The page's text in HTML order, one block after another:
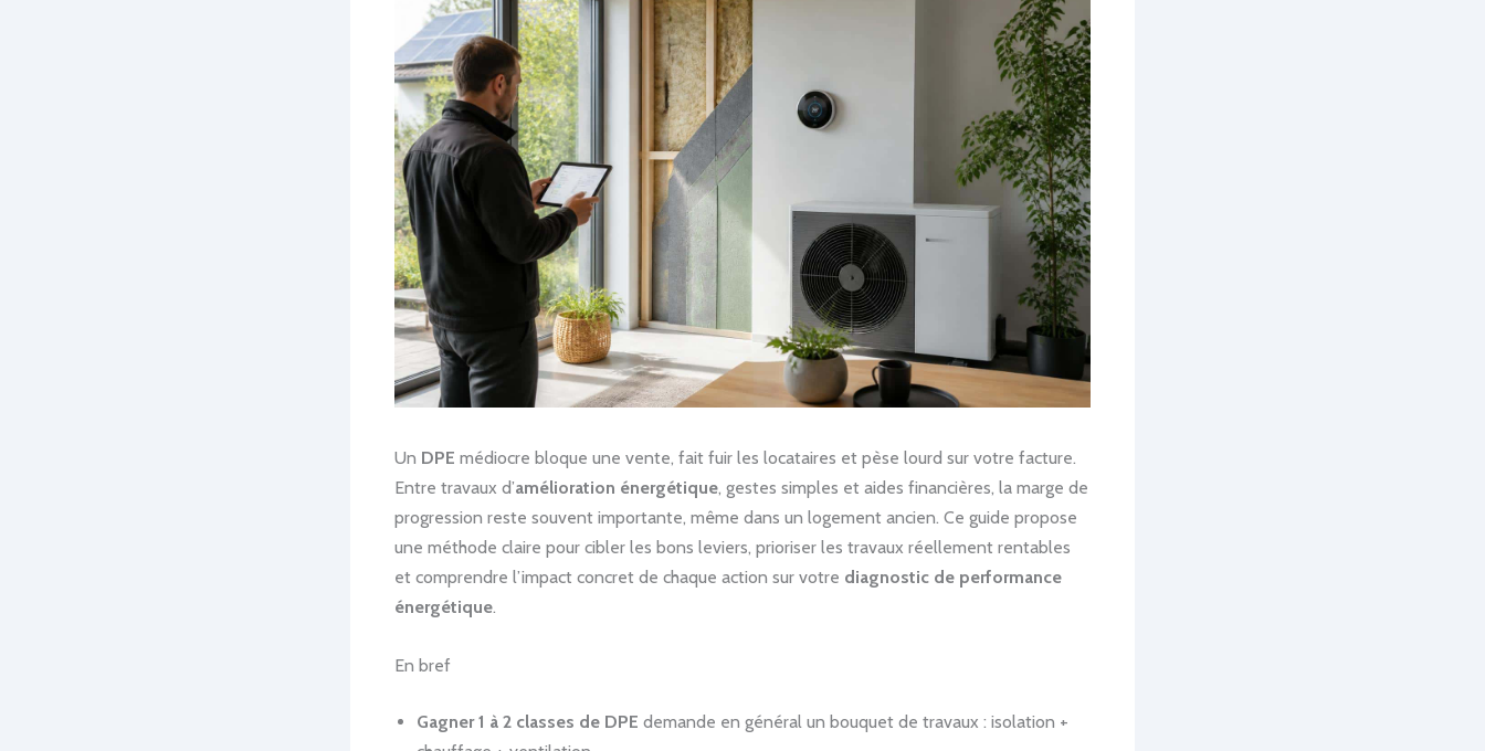
Un DPE médiocre bloque une vente, fait fuir les locataires et pèse lourd sur votre facture.
Entre travaux d’amélioration énergétique, gestes simples et aides financières, la marge de
progression reste souvent importante, même dans un logement ancien. Ce guide propose
une méthode claire pour cibler les bons leviers, prioriser les travaux réellement rentables
et comprendre l’impact concret de chaque action sur votre diagnostic de performance
énergétique.
En bref
Gagner 1 à 2 classes de DPE demande en général un bouquet de travaux : isolation +